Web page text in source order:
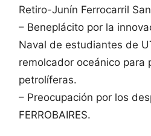
Retiro-Junín Ferrocarril
– Beneplácito por la
Naval de estudiantes de
remolcador oceánico para
petrolíferas.
– Preocupación por los
FERROBAIRES.